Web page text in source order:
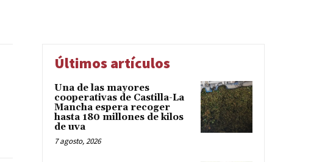
Últimos artículos
Una de las mayores
cooperativas de Castilla-La
Mancha espera recoger
hasta 180 millones de kilos
de uva
7 agosto, 2026